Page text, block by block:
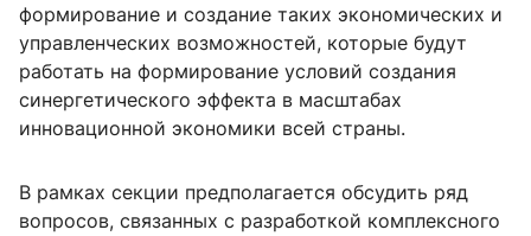
формирование и создание таких экономических и
управленческих возможностей, которые будут
работать на формирование условий создания
синергетического эффекта в масштабах
инновационной экономики всей страны.
В рамках секции предполагается обсудить ряд
вопросов, связанных с разработкой комплексного